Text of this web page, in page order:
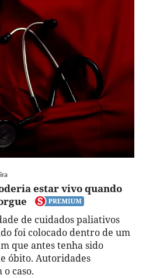
estar vivo quando
de cuidados paliativos
foi colocado dentro de um
que antes tenha sido
óbito. Autoridades
caso.